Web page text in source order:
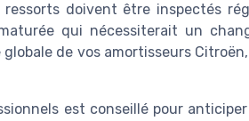
doivent être inspectés
qui nécessiterait un
de vos amortisseurs
est conseillé pour